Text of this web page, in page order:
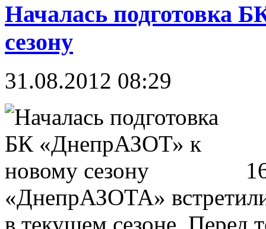
Началась подготовка
сезону
31.08.2012 08:29
«ДнепрАЗОТА»
в текущем сезоне. Перед